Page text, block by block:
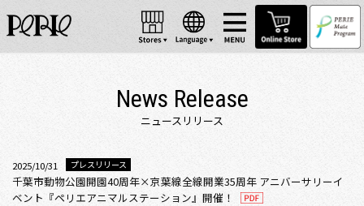
News Release
ニュースリリース
2025/10/31 プレスリリース
千葉市動物公園開園40周年×京葉線全線開業35周年 アニバーサリーイ
ベント『ペリエアニマルステーション』開催！